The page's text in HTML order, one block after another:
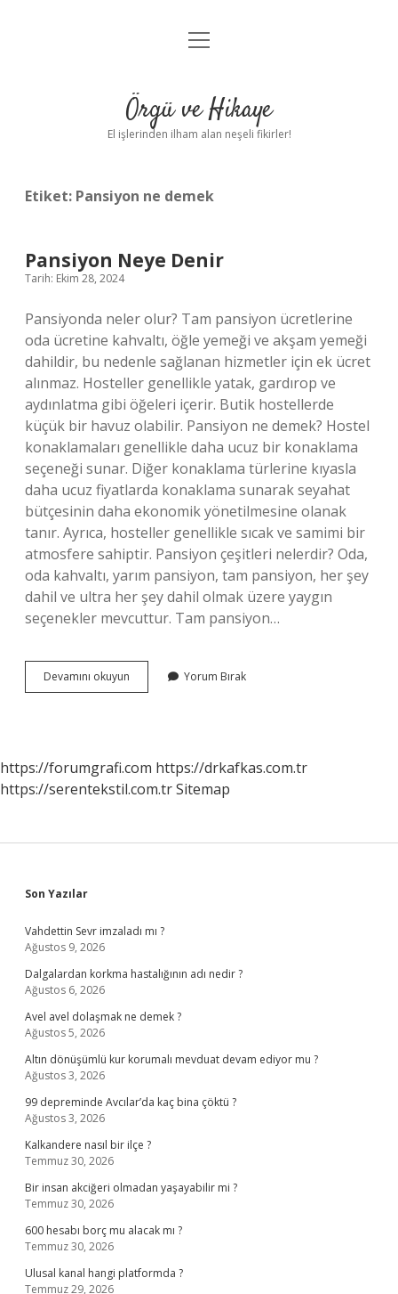
Anasayfa
Yasal Uyarı
menüyü
Örgü ve Hikaye
El işlerinden ilham alan neşeli fikirler!
Etiket: Pansiyon ne demek
Pansiyon Neye Denir
Tarih: Ekim 28, 2024
Pansiyonda neler olur? Tam pansiyon ücretlerine
oda ücretine kahvaltı, öğle yemeği ve akşam yemeği
dahildir, bu nedenle sağlanan hizmetler için ek ücret
alınmaz. Hosteller genellikle yatak, gardırop ve
aydınlatma gibi öğeleri içerir. Butik hostellerde
küçük bir havuz olabilir. Pansiyon ne demek? Hostel
konaklamaları genellikle daha ucuz bir konaklama
seçeneği sunar. Diğer konaklama türlerine kıyasla
daha ucuz fiyatlarda konaklama sunarak seyahat
bütçesinin daha ekonomik yönetilmesine olanak
tanır. Ayrıca, hosteller genellikle sıcak ve samimi bir
atmosfere sahiptir. Pansiyon çeşitleri nelerdir? Oda,
oda kahvaltı, yarım pansiyon, tam pansiyon, her şey
dahil ve ultra her şey dahil olmak üzere yaygın
seçenekler mevcuttur. Tam pansiyon…
Devamını okuyun Pansiyon
Neye
Yorum Bırak
https://forumgrafi.com https://drkafkas.com.tr
https://serentekstil.com.trSitemap
Sidebar
Son Yazılar
Vahdettin Sevr imzaladı mı ?
Ağustos 9, 2026
Dalgalardan korkma hastalığının adı nedir ?
Ağustos 6, 2026
Avel avel dolaşmak ne demek ?
Ağustos 5, 2026
Altın dönüşümlü kur korumalı mevduat devam ediyor mu ?
Ağustos 3, 2026
99 depreminde Avcılar’da kaç bina çöktü ?
Ağustos 3, 2026
Kalkandere nasıl bir ilçe ?
Temmuz 30, 2026
Bir insan akciğeri olmadan yaşayabilir mi ?
Temmuz 30, 2026
600 hesabı borç mu alacak mı ?
Temmuz 30, 2026
Ulusal kanal hangi platformda ?
Temmuz 29, 2026